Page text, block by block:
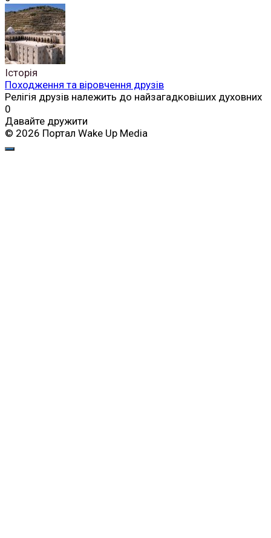
Історія
Походження та віровчення друзів
Релігія друзів належить до найзагадковіших духовних
0
Давайте дружити
© 2026 Портал Wake Up Media